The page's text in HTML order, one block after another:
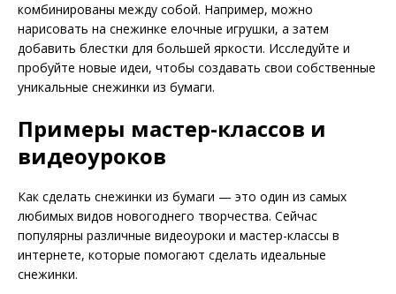
комбинированы между собой. Например, можно
нарисовать на снежинке елочные игрушки, а затем
добавить блестки для большей яркости. Исследуйте и
пробуйте новые идеи, чтобы создавать свои собственные
уникальные снежинки из бумаги.
Примеры мастер-классов и
видеоуроков
Как сделать снежинки из бумаги — это один из самых
любимых видов новогоднего творчества. Сейчас
популярны различные видеоуроки и мастер-классы в
интернете, которые помогают сделать идеальные
снежинки.